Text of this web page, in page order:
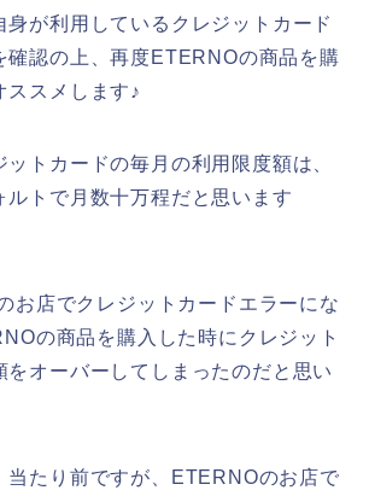
身が利用しているクレジットカード
確認の上、再度ETERNOの商品を購
ススメします♪
トカードの毎月の利用限度額は、
ルトで月数十万程だと思います
お店でクレジットカードエラーにな
の商品を購入した時にクレジット
をオーバーしてしまったのだと思い
当たり前ですが、ETERNOのお店で